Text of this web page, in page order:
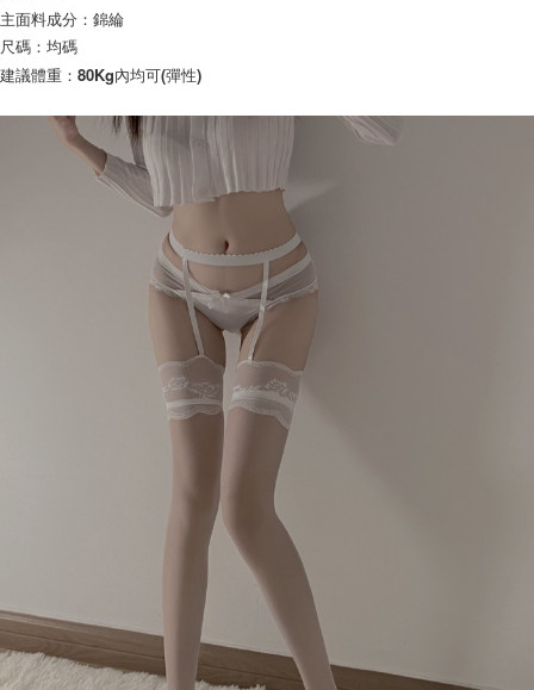
主面料成分：錦綸
尺碼：均碼
建議體重：80Kg內均可(彈性)